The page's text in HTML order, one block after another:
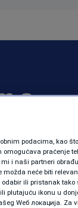
o
podacima, kao
praćenje
i naši partneri
neće biti
ili pristanak
plutajuću ikonu u
Wеб локација. Za